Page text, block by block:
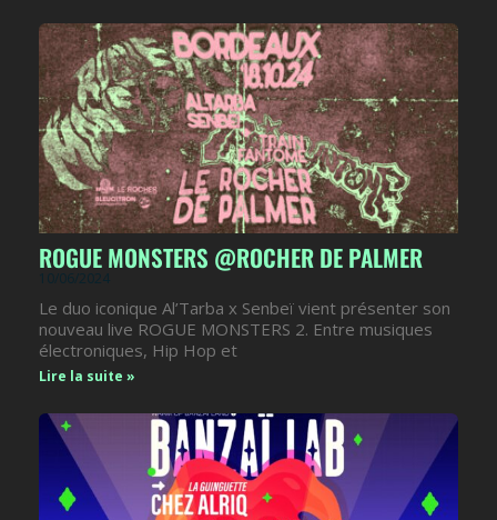
ROGUE MONSTERS @ROCHER DE PALMER
10/06/2024
Le duo iconique Al’Tarba x Senbeï vient présenter son
nouveau live ROGUE MONSTERS 2. Entre musiques
électroniques, Hip Hop et
Lire la suite »